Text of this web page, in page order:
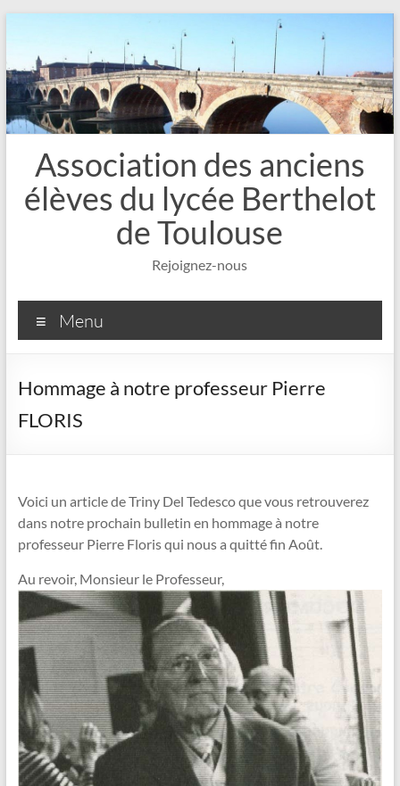
contenu
Association des anciens
élèves du lycée Berthelot
de Toulouse
Rejoignez-nous
Menu
Hommage à notre professeur Pierre
FLORIS
Voici un article de Triny Del Tedesco que vous retrouverez
dans notre prochain bulletin en hommage à notre
professeur Pierre Floris qui nous a quitté fin Août.
Au revoir, Monsieur le Professeur,